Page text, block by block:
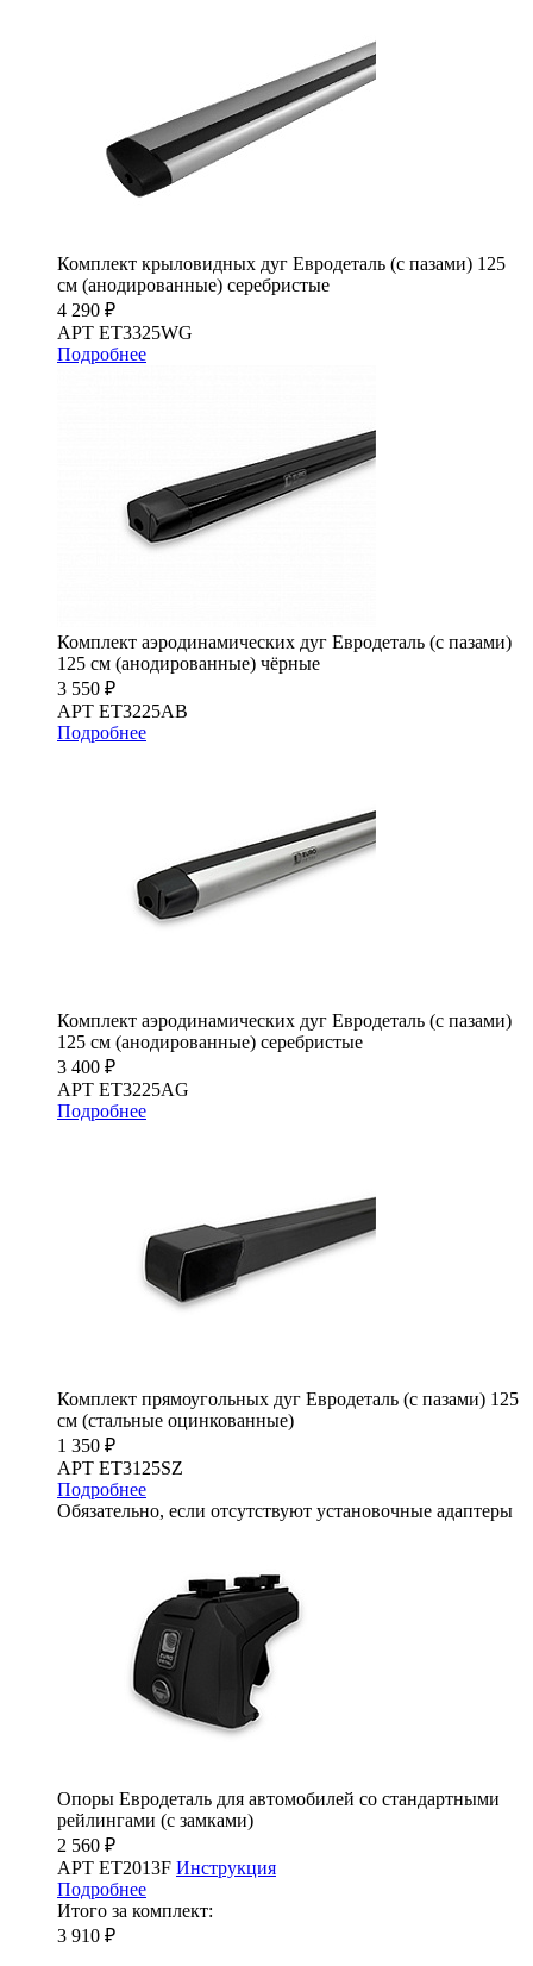
Комплект крыловидных дуг Евродеталь (с пазами) 125
см (анодированные) серебристые
4 290 ₽
АРТ ET3325WG
Подробнее
Комплект аэродинамических дуг Евродеталь (с пазами)
125 см (анодированные) чёрные
3 550 ₽
АРТ ET3225AB
Подробнее
Комплект аэродинамических дуг Евродеталь (с пазами)
125 см (анодированные) серебристые
3 400 ₽
АРТ ET3225AG
Подробнее
Комплект прямоугольных дуг Евродеталь (с пазами) 125
см (стальные оцинкованные)
1 350 ₽
АРТ ET3125SZ
Подробнее
Обязательно, если отсутствуют установочные адаптеры
Опоры Евродеталь для автомобилей со стандартными
рейлингами (с замками)
2 560 ₽
АРТ ET2013F Инструкция
Подробнее
Итого за комплект:
3 910 ₽